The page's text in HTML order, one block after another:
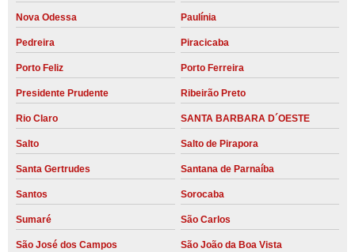
Nova Odessa Paulínia
Pedreira Piracicaba
Porto Feliz Porto Ferreira
Presidente Prudente Ribeirão Preto
Rio Claro SANTA BARBARA D´OESTE
Salto Salto de Pirapora
Santa Gertrudes Santana de Parnaíba
Santos Sorocaba
Sumaré São Carlos
São José dos Campos São João da Boa Vista